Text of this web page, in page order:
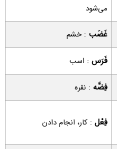
می‌شود
غَضَب : خشم
فَرَس : اسب
فِضَّه : نقره
فِعْل : کار، انجام دادن